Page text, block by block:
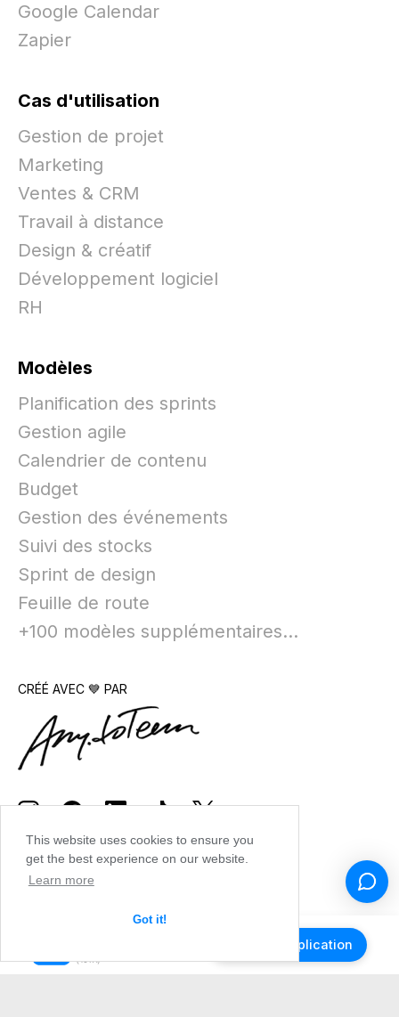
This website uses cookies to ensure you
get the best experience on our website.
Learn more
Got it!
Google Calendar
Zapier
Cas d'utilisation
Gestion de projet
Marketing
Ventes & CRM
Travail à distance
Design & créatif
Développement logiciel
RH
Modèles
Planification des sprints
Gestion agile
Calendrier de contenu
Budget
Gestion des événements
Suivi des stocks
Sprint de design
Feuille de route
+100 modèles supplémentaires...
CRÉÉ AVEC 💙 PAR
Obtenir l'application